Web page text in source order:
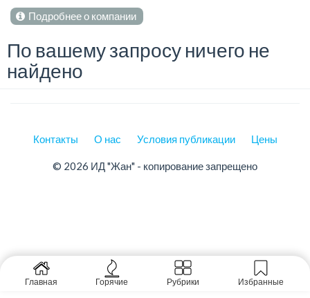
Подробнее о компании
По вашему запросу ничего не
найдено
Контакты О нас Условия публикации Цены
© 2026 ИД "Жан" - копирование запрещено
Главная Горячие Рубрики Избранные